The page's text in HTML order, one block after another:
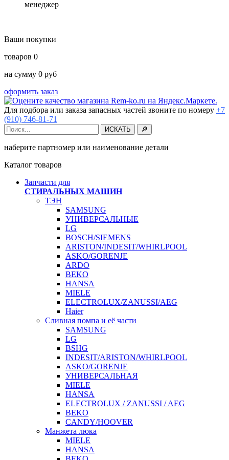
менеджер
Ваши покупки
товаров 0
на сумму 0 руб
оформить заказ
Для подбора или заказа запасных частей звоните по номеру +7
(910) 746-81-71
наберите партномер или наименование детали
Каталог товаров
Запчасти для
СТИРАЛЬНЫХ МАШИН
ТЭН
SAMSUNG
УНИВЕРСАЛЬНЫЕ
LG
BOSCH/SIEMENS
ARISTON/INDESIT/WHIRLPOOL
ASKO/GORENJE
ARDO
BEKO
HANSA
MIELE
ELECTROLUX/ZANUSSI/AEG
Haier
Сливная помпа и её части
SAMSUNG
LG
BSHG
INDESIT/ARISTON/WHIRLPOOL
ASKO/GORENJE
УНИВЕРСАЛЬНАЯ
MIELE
HANSA
ELECTROLUX / ZANUSSI / AEG
BEKO
CANDY/HOOVER
Манжета люка
MIELE
HANSA